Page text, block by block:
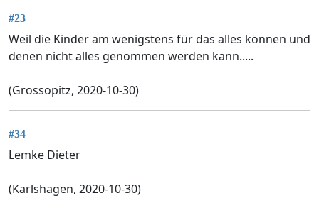
#23
Weil die Kinder am wenigstens für das alles können und
denen nicht alles genommen werden kann.....
(Grossopitz, 2020-10-30)
#34
Lemke Dieter
(Karlshagen, 2020-10-30)